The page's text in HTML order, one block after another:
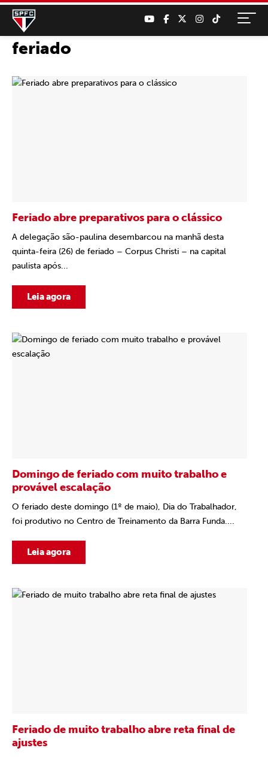
feriado
Feriado abre preparativos para o clássico
A delegação são-paulina desembarcou na manhã desta
quinta-feira (26) de feriado – Corpus Christi – na capital
paulista após...
Leia agora
Domingo de feriado com muito trabalho e
provável escalação
O feriado deste domingo (1º de maio), Dia do Trabalhador,
foi produtivo no Centro de Treinamento da Barra Funda....
Leia agora
Feriado de muito trabalho abre reta final de
ajustes